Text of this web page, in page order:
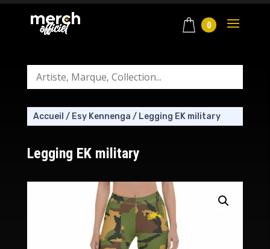
0
Accueil / Esy Kennenga / Legging EK military
Legging EK military